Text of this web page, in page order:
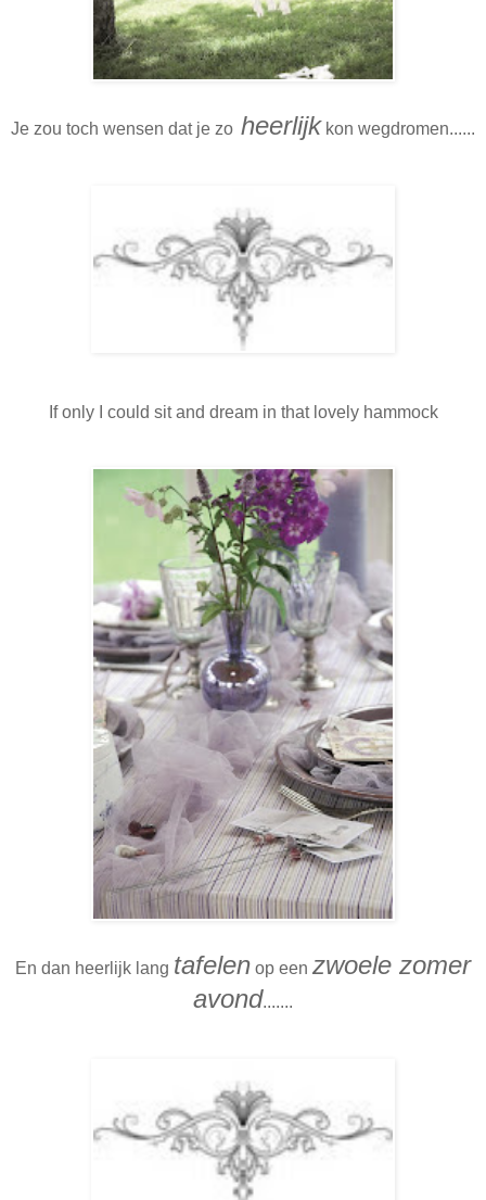
Je zou toch wensen dat je zo heerlijk kon wegdromen......
If only I could sit and dream in that lovely hammock
En dan heerlijk lang tafelen op een zwoele zomer
avond.......